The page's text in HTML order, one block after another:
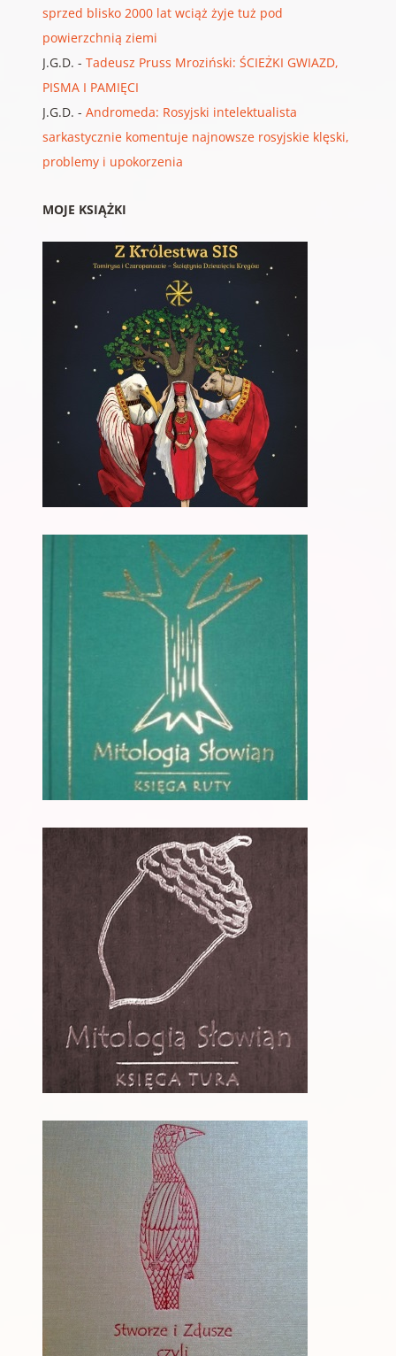
sprzed blisko 2000 lat wciąż żyje tuż pod
powierzchnią ziemi
J.G.D. - Tadeusz Pruss Mroziński: ŚCIEŻKI GWIAZD,
PISMA I PAMIĘCI
J.G.D. - Andromeda: Rosyjski intelektualista
sarkastycznie komentuje najnowsze rosyjskie klęski,
problemy i upokorzenia
MOJE KSIĄŻKI